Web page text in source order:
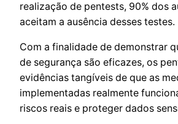
realização de pentests, 90% dos
aceitam a ausência desses testes.
Com a finalidade de demonstrar
de segurança são eficazes, os
evidências tangíveis de que as
implementadas realmente
riscos reais e proteger dados